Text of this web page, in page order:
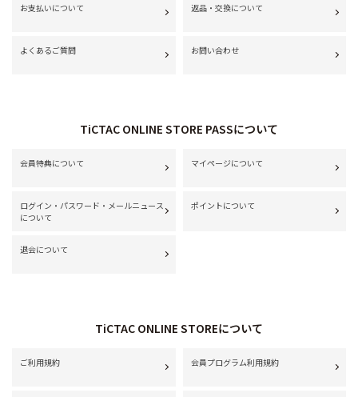
お支払いについて 返品・交換について
よくあるご質問 お問い合わせ
TiCTAC ONLINE STORE PASSについて
会員特典について マイページについて
ログイン・パスワード・メールニュース
について
ポイントについて
退会について
TiCTAC ONLINE STOREについて
ご利用規約 会員プログラム利用規約